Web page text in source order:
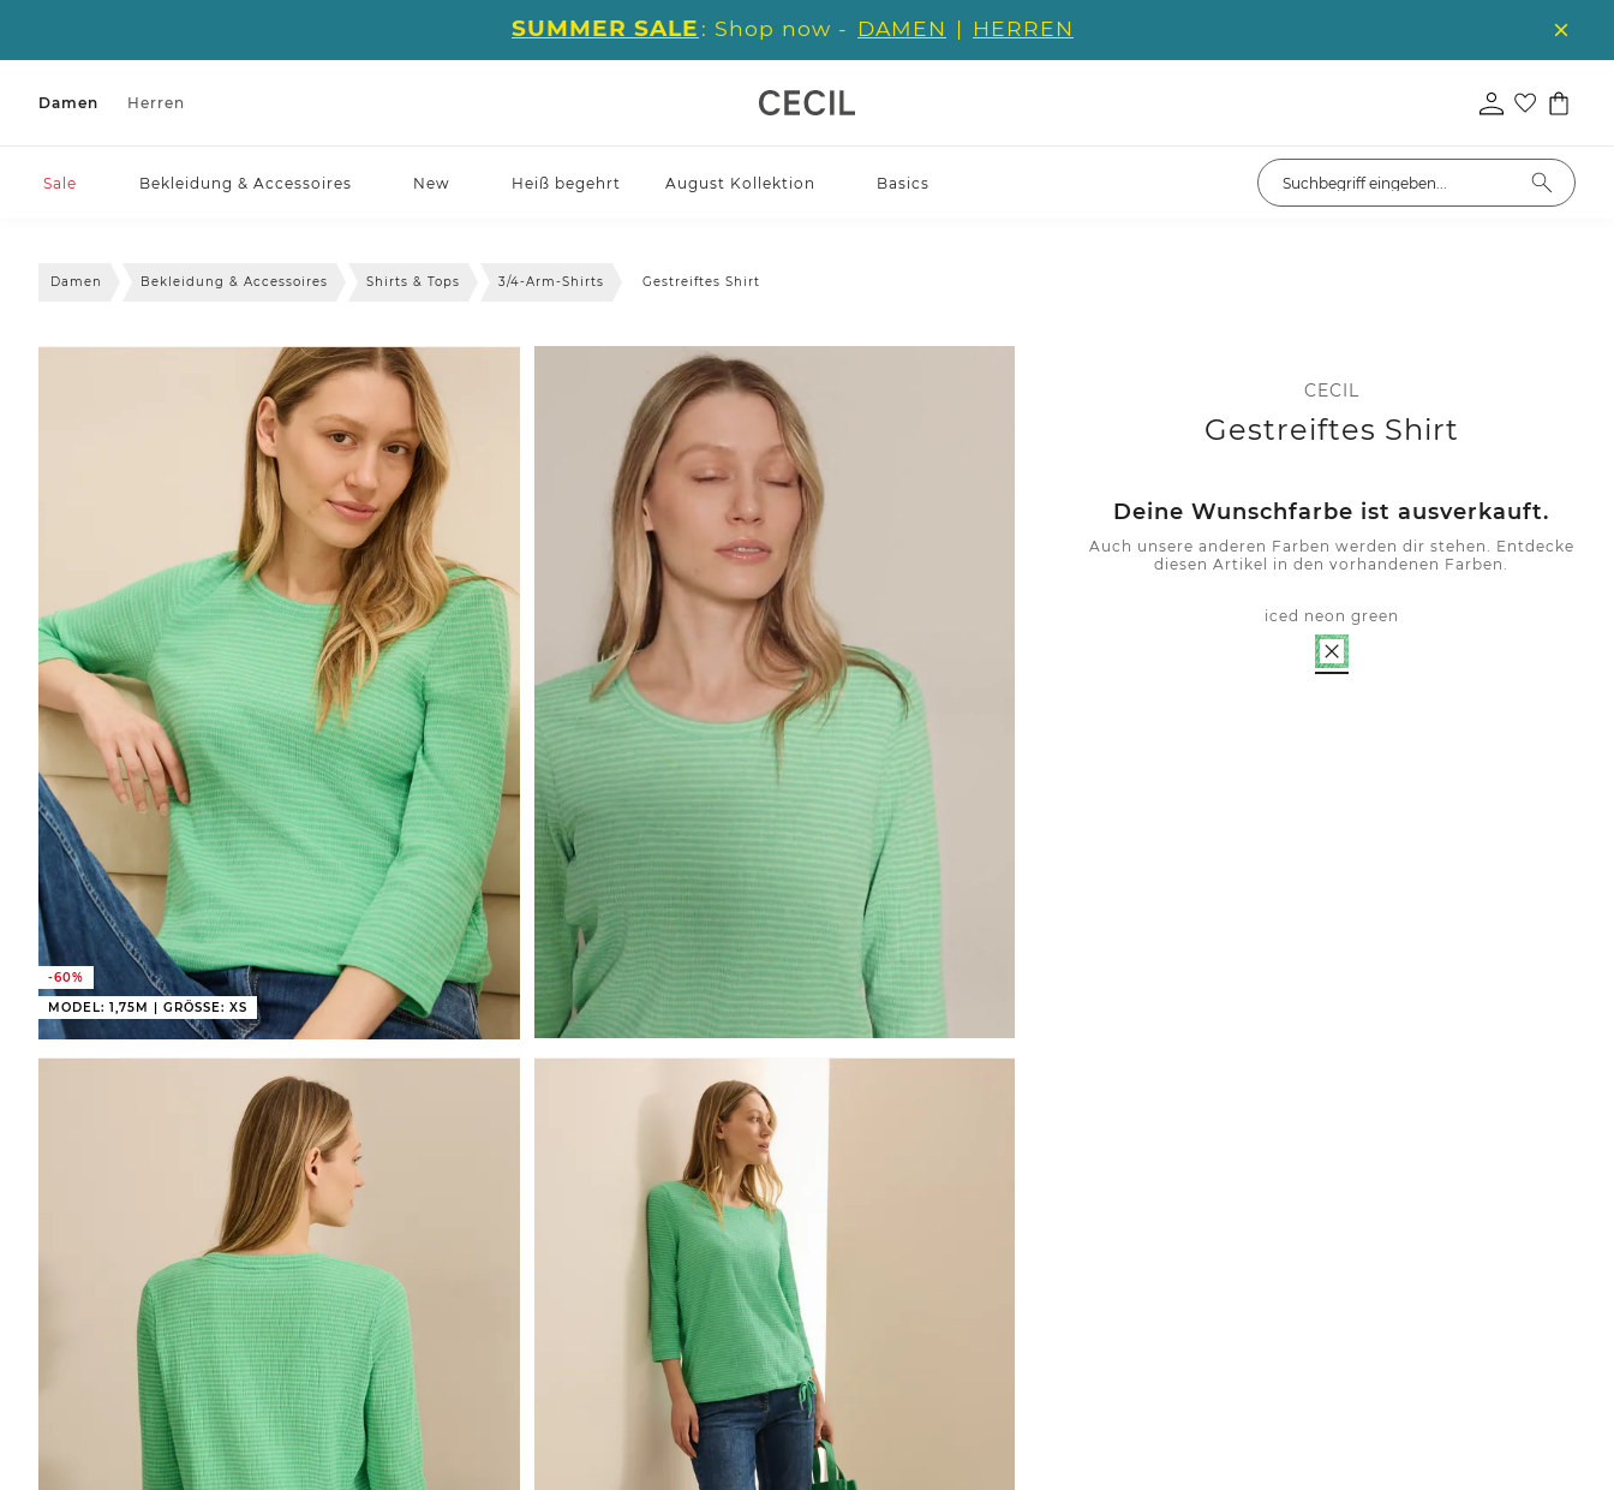
SUMMER SALE : Shop now - DAMEN | HERREN
Damen Herren
Sale Bekleidung & Accessoires New Heiß begehrt August Kollektion Basics
Damen Bekleidung & Accessoires Shirts & Tops 3/4-Arm-Shirts Gestreiftes Shirt
-60%
MODEL: 1,75M | GRÖSSE: XS
CECIL
Gestreiftes Shirt
Deine Wunschfarbe ist ausverkauft.
Auch unsere anderen Farben werden dir stehen. Entdecke
diesen Artikel in den vorhandenen Farben.
iced neon green